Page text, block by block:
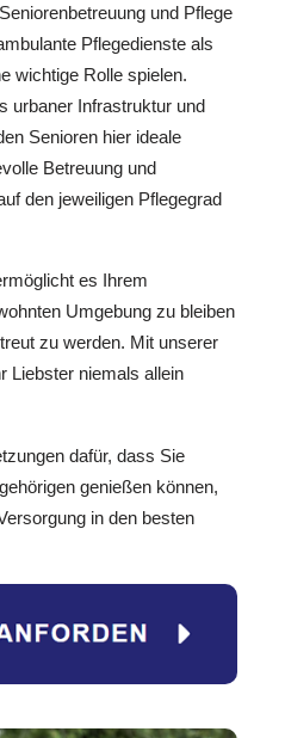
und Pflege
Pflegedienste als
wichtige Rolle spielen.
urbaner Infrastruktur und
Senioren hier ideale
Betreuung und
den jeweiligen Pflegegrad
es Ihrem
Umgebung zu bleiben
zu werden. Mit unserer
Liebster niemals allein
dafür, dass Sie
genießen können,
in den besten